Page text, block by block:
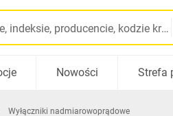
Szukaj po nazwie, indeksie, producencie, kodzie kreskowym...
Nowości Strefa
Wyłączniki nadmiarowoprądowe